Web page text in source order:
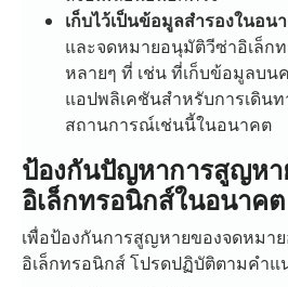
เก็บไว้เป็นข้อมูลสำรองในอน
และจดหมายอนุมัติวีซ่าอิเล็ก
หลายๆ ที่ เช่น ที่เก็บข้อมูลบน
แอปพลิเคชันสำหรับการเดินท
สถานการณ์เช่นนี้ในอนาคต
ป้องกันปัญหาการสูญหา
อิเล็กทรอนิกส์ในอนาคต
เพื่อป้องกันการสูญหายของจดหมา
อิเล็กทรอนิกส์ โปรดปฏิบัติตามคำแ